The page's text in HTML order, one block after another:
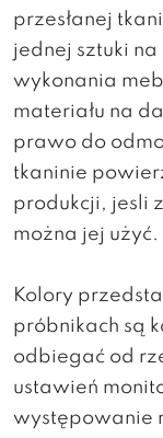
przesłanej
jednej sztuki
wykonania
materiału na
prawo do
tkaninie
produkcji, jesli
można jej użyć.
Kolory
próbnikach są
odbiegać od
ustawień
występowanie